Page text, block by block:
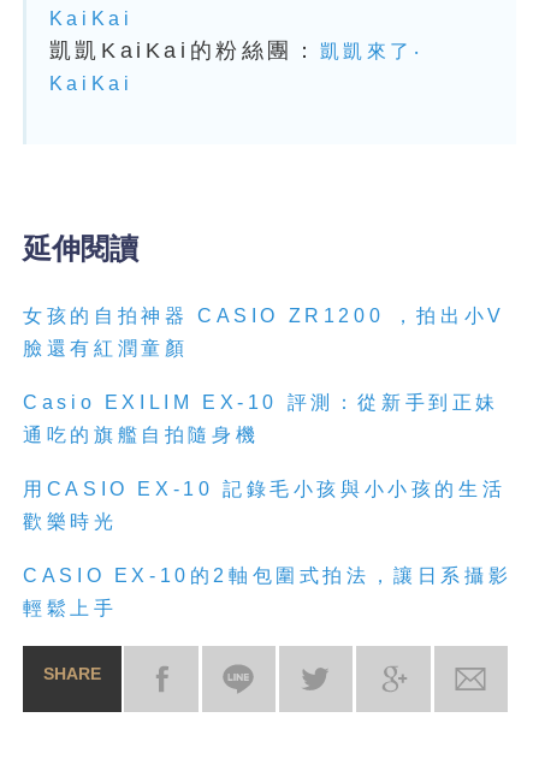
KaiKai
凱凱KaiKai的粉絲團：
凱凱來了‧
KaiKai
延伸閱讀
女孩的自拍神器 CASIO ZR1200 ，拍出小V
臉還有紅潤童顏
Casio EXILIM EX-10 評測：從新手到正妹
通吃的旗艦自拍隨身機
用CASIO EX-10 記錄毛小孩與小小孩的生活
歡樂時光
CASIO EX-10的2軸包圍式拍法，讓日系攝影
輕鬆上手
SHARE